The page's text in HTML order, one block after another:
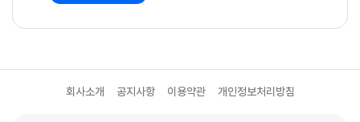
회사소개 공지사항 이용약관 개인정보처리방침